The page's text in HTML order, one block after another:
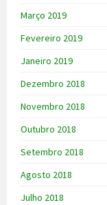
Março 2019
Fevereiro 2019
Janeiro 2019
Dezembro 2018
Novembro 2018
Outubro 2018
Setembro 2018
Agosto 2018
Julho 2018